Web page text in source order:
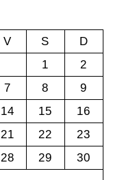
V S
D
1
2
7 8
9
14 15
16
21 22
23
28 29
30